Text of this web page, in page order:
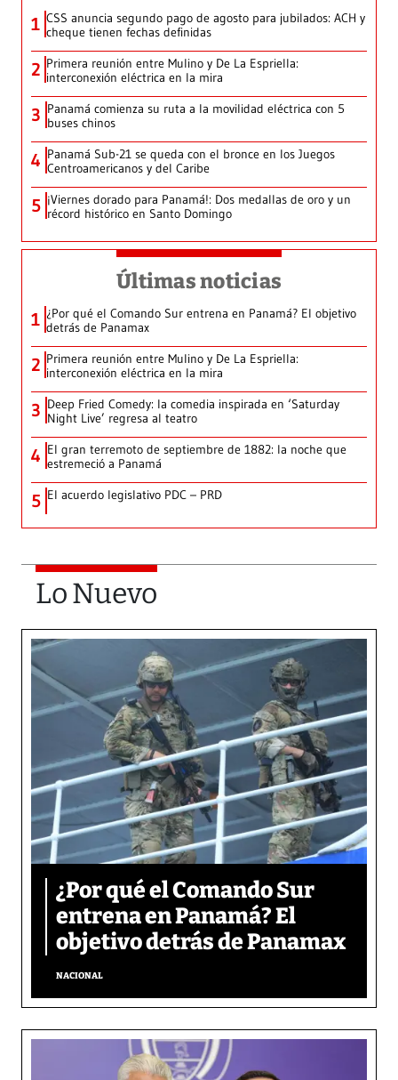
1 CSS anuncia segundo pago de agosto para jubilados: ACH y
cheque tienen fechas definidas
2 Primera reunión entre Mulino y De La Espriella:
interconexión eléctrica en la mira
3 Panamá comienza su ruta a la movilidad eléctrica con 5
buses chinos
4 Panamá Sub-21 se queda con el bronce en los Juegos
Centroamericanos y del Caribe
5 ¡Viernes dorado para Panamá!: Dos medallas de oro y un
récord histórico en Santo Domingo
Últimas noticias
1 ¿Por qué el Comando Sur entrena en Panamá? El objetivo
detrás de Panamax
2 Primera reunión entre Mulino y De La Espriella:
interconexión eléctrica en la mira
3 Deep Fried Comedy: la comedia inspirada en ‘Saturday
Night Live’ regresa al teatro
4 El gran terremoto de septiembre de 1882: la noche que
estremeció a Panamá
5 El acuerdo legislativo PDC – PRD
Lo Nuevo
¿Por qué el Comando Sur
entrena en Panamá? El
objetivo detrás de Panamax
NACIONAL